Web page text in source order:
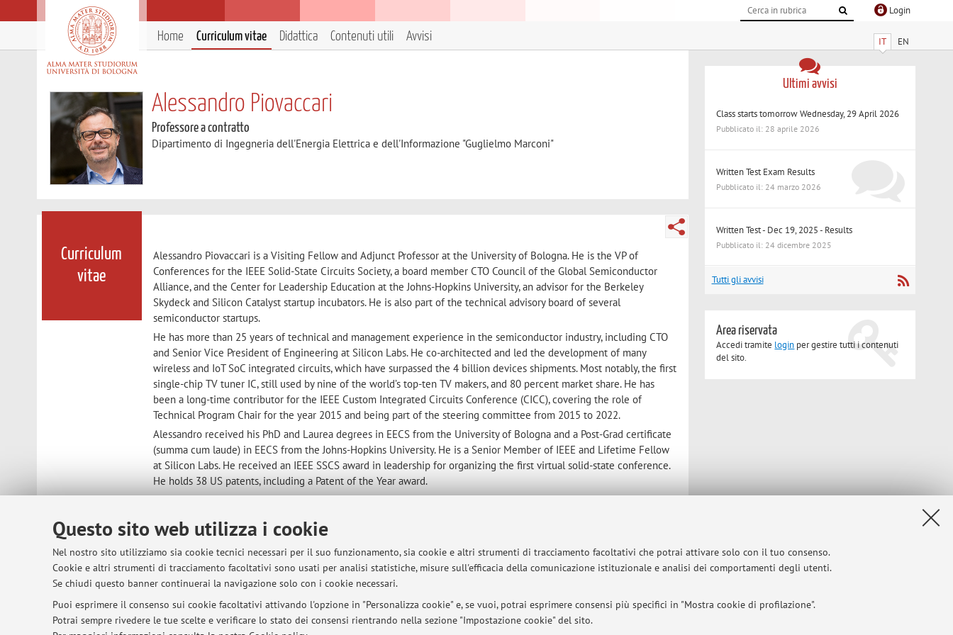
Questo sito web utilizza i cookie
Nel nostro sito utilizziamo sia cookie tecnici necessari per il suo funzionamento, sia cookie e altri strumenti di tracciamento facoltativi che potrai attivare solo con il tuo consenso.
Cookie e altri strumenti di tracciamento facoltativi sono usati per analisi statistiche, misure sull'efficacia della comunicazione istituzionale e analisi dei comportamenti degli utenti.
Se chiudi questo banner continuerai la navigazione solo con i cookie necessari.
Puoi esprimere il consenso sui cookie facoltativi attivando l'opzione in "Personalizza cookie" e, se vuoi, potrai esprimere consensi più specifici in "Mostra cookie di profilazione".
Potrai sempre rivedere le tue scelte e verificare lo stato dei consensi rientrando nella sezione "Impostazione cookie" del sito.
Login
IT EN
Home Curriculum vitae Didattica Contenuti utili Avvisi
Alessandro Piovaccari
Professore a contratto
Dipartimento di Ingegneria dell'Energia Elettrica e dell'Informazione "Guglielmo Marconi"
Curriculum
vitae
Alessandro Piovaccari is a Visiting Fellow and Adjunct Professor at the University of Bologna. He is the VP of
Conferences for the IEEE Solid-State Circuits Society, a board member CTO Council of the Global Semiconductor
Alliance, and the Center for Leadership Education at the Johns-Hopkins University, an advisor for the Berkeley
Skydeck and Silicon Catalyst startup incubators. He is also part of the technical advisory board of several
semiconductor startups.
He has more than 25 years of technical and management experience in the semiconductor industry, including CTO
and Senior Vice President of Engineering at Silicon Labs. He co-architected and led the development of many
wireless and IoT SoC integrated circuits, which have surpassed the 4 billion devices shipments. Most notably, the first
single-chip TV tuner IC, still used by nine of the world’s top-ten TV makers, and 80 percent market share. He has
been a long-time contributor for the IEEE Custom Integrated Circuits Conference (CICC), covering the role of
Technical Program Chair for the year 2015 and being part of the steering committee from 2015 to 2022.
Alessandro received his PhD and Laurea degrees in EECS from the University of Bologna and a Post-Grad certificate
(summa cum laude) in EECS from the Johns-Hopkins University. He is a Senior Member of IEEE and Lifetime Fellow
at Silicon Labs. He received an IEEE SSCS award in leadership for organizing the first virtual solid-state conference.
He holds 38 US patents, including a Patent of the Year award.
Ultimi avvisi
Class starts tomorrow Wednesday, 29 April 2026
Pubblicato il: 28 aprile 2026
Written Test Exam Results
Pubblicato il: 24 marzo 2026
Written Test - Dec 19, 2025 - Results
Pubblicato il: 24 dicembre 2025
Tutti gli avvisi
Area riservata
Accedi tramite login per gestire tutti i contenuti
del sito.
© 2026 - ALMA MATER STUDIORUM - Università di Bologna - Via Zamboni, 33 - 40126 Bologna - Partita IVA: 01131710376 Privacy|Note legali|Impostazioni Cookie